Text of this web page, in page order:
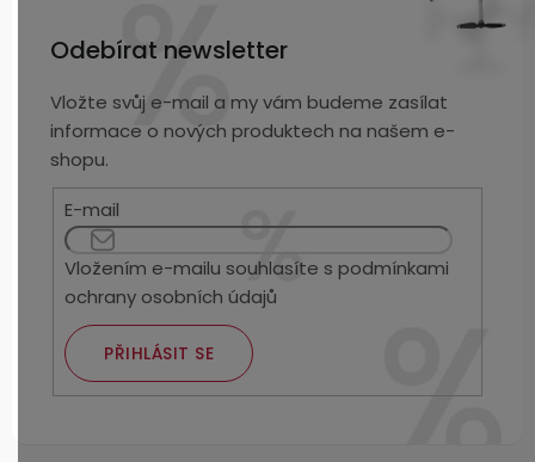
Odebírat newsletter
Vložte svůj e-mail a my vám budeme zasílat
informace o nových produktech na našem e-
shopu.
E-mail
Vložením e-mailu souhlasíte spodmínkami
ochrany osobních údajů
PŘIHLÁSIT SE